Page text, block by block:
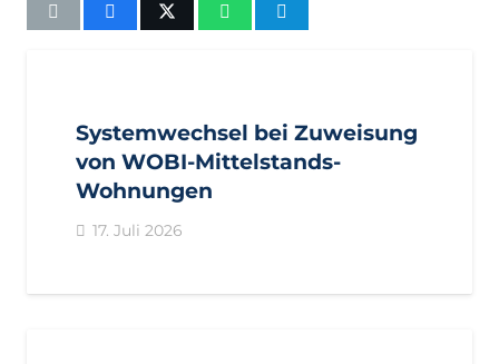
Systemwechsel bei Zuweisung
von WOBI-Mittelstands-
Wohnungen
17. Juli 2026